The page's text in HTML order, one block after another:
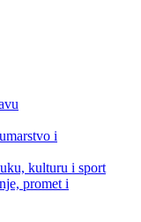
i
kulturu i sport
promet i